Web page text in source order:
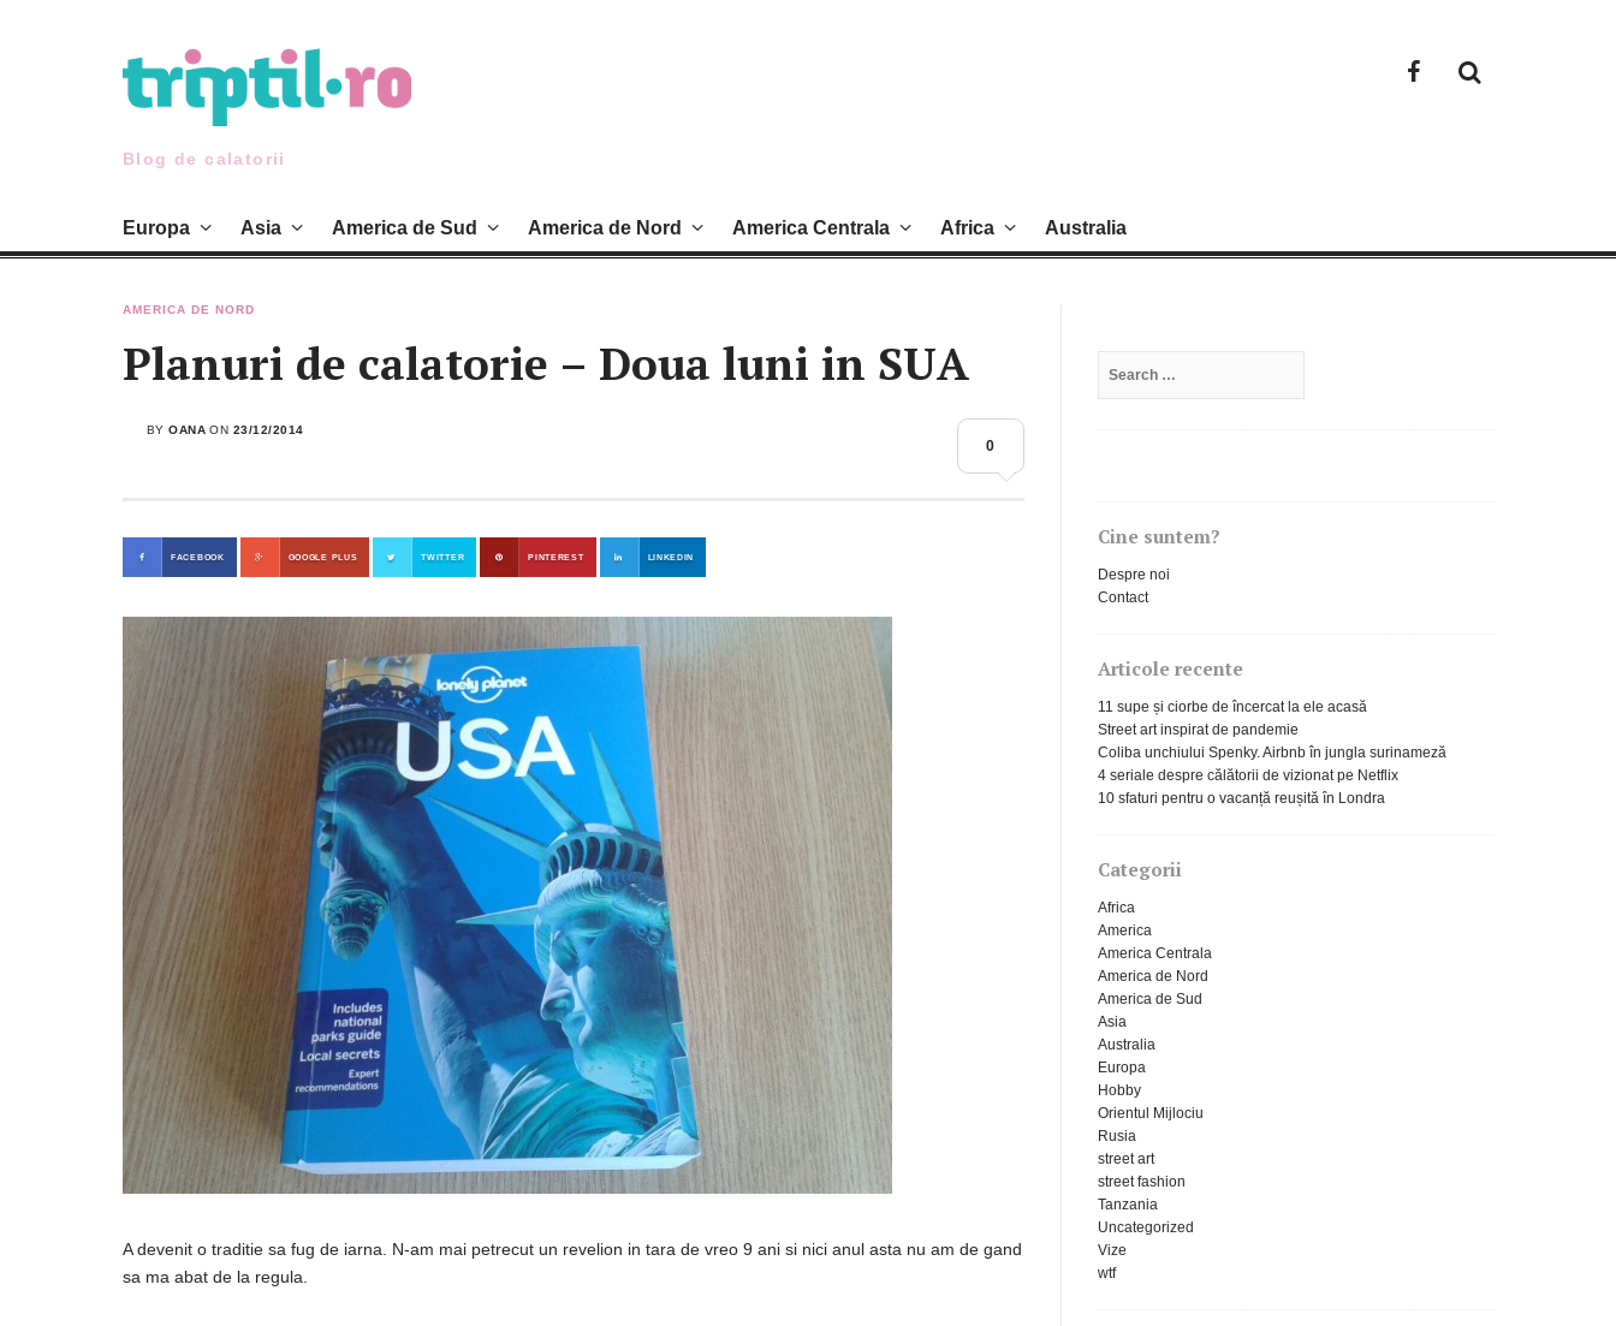
Blog de calatorii
Facebook
Europa Asia America de Sud America de Nord America Centrala Africa Australia
AMERICA DE NORD
Planuri de calatorie – Doua luni in SUA
BYOANA ON 23/12/2014
0
FACEBOOK GOOGLE PLUS TWITTER PINTEREST LINKEDIN
A devenit o traditie sa fug de iarna. N-am mai petrecut un revelion in tara de vreo 9 ani si nici anul asta nu am de gand
sa ma abat de la regula.
for:
Cine suntem?
Despre noi
Contact
Articole recente
11 supe și ciorbe de încercat la ele acasă
Street art inspirat de pandemie
Coliba unchiului Spenky. Airbnb în jungla surinameză
4 seriale despre călătorii de vizionat pe Netflix
10 sfaturi pentru o vacanță reușită în Londra
Categorii
Africa
America
America Centrala
America de Nord
America de Sud
Asia
Australia
Europa
Hobby
Orientul Mijlociu
Rusia
street art
street fashion
Tanzania
Uncategorized
Vize
wtf